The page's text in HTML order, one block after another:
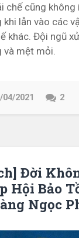
chế cũng không
khi lẫn vào các
khác. Đội ngũ
và mệt mỏi.
04/2021 2
Đời
Hội Bảo
Ngọc